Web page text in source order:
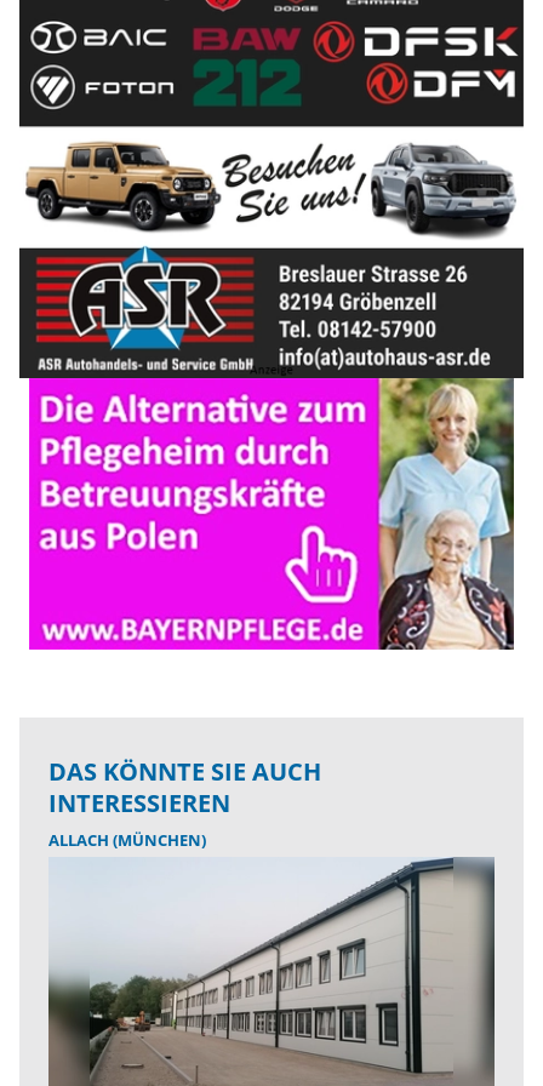
DAS KÖNNTE SIE AUCH
INTERESSIEREN
ALLACH (MÜNCHEN)